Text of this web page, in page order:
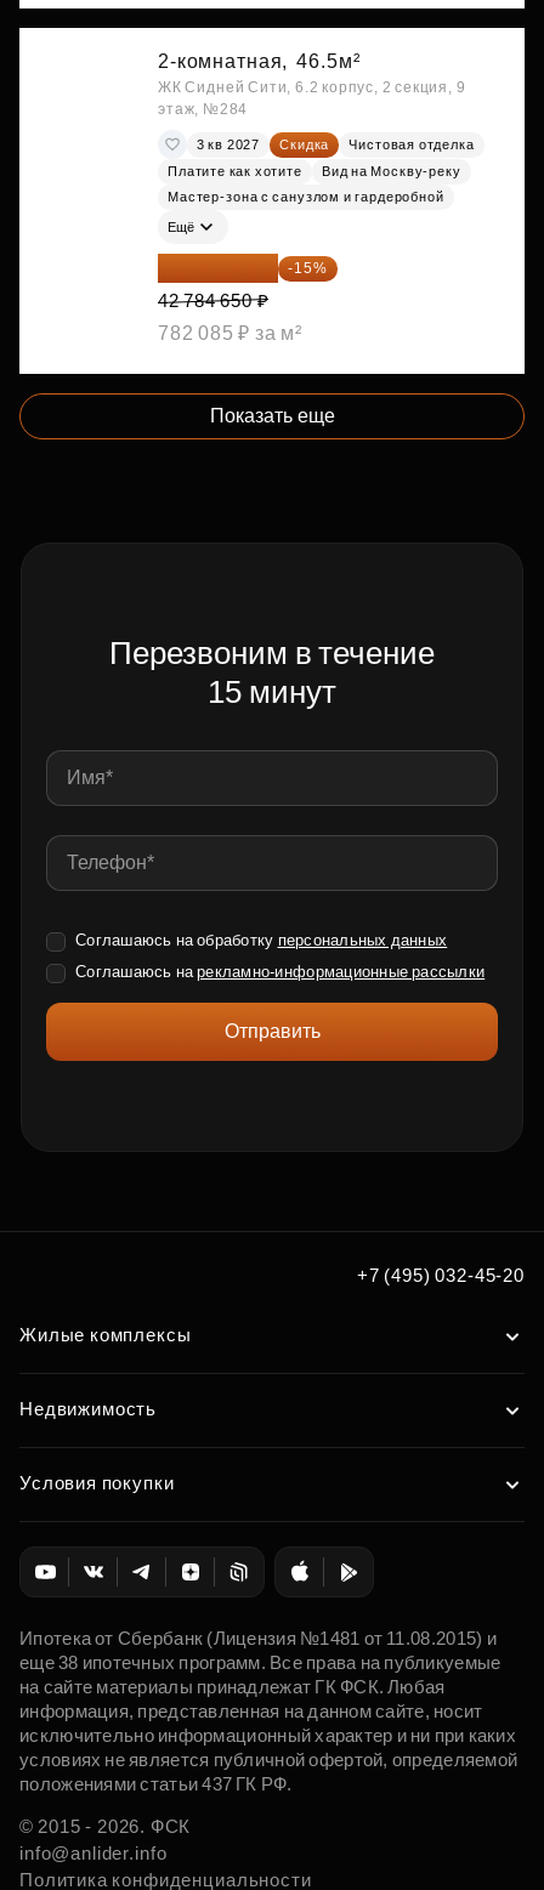
2-комнатная, 46.5м²
ЖК Сидней Сити, 6.2 корпус, 2 секция, 9
этаж, №284
3 кв 2027 Скидка
Чистовая отделка
Платите как хотите
Вид на Москву-реку
Мастер-зона с санузлом и гардеробной
Ещё
36 366 953 ₽ -15%
42 784 650 ₽
782 085 ₽ за м²
Показать еще
Перезвоним в течение
15 минут
Соглашаюсь на обработку персональных данных
Соглашаюсь нарекламно-информационные рассылки
Отправить
+7 (495) 032-45-20
Жилые комплексы
Недвижимость
Условия покупки
Ипотека от Сбербанк (Лицензия №1481 от 11.08.2015) и
еще 38 ипотечных программ. Все права на публикуемые
на сайте материалы принадлежат ГК ФСК. Любая
информация, представленная на данном сайте, носит
исключительно информационный характер и ни при каких
условиях не является публичной офертой, определяемой
положениями статьи 437 ГК РФ.
© 2015 - 2026. ФСК
info@anlider.info
Политика конфиденциальности